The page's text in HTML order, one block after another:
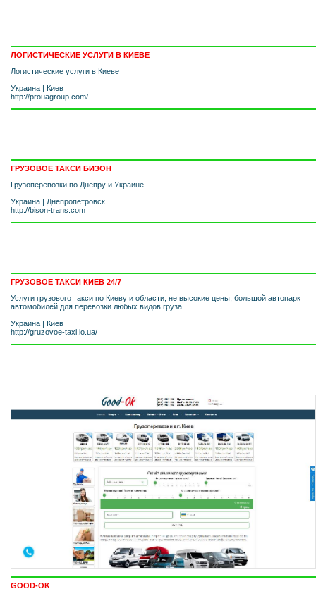
ЛОГИСТИЧЕСКИЕ УСЛУГИ В КИЕВЕ
Логистические услуги в Киеве
Украина | Киев
http://prouagroup.com/
ГРУЗОВОЕ ТАКСИ БИЗОН
Грузоперевозки по Днепру и Украине
Украина | Днепропетровск
http://bison-trans.com
ГРУЗОВОЕ ТАКСИ КИЕВ 24/7
Услуги грузового такси по Киеву и области, не высокие цены, большой автопарк
автомобилей для перевозки любых видов груза.
Украина | Киев
http://gruzovoe-taxi.io.ua/
GOOD-OK